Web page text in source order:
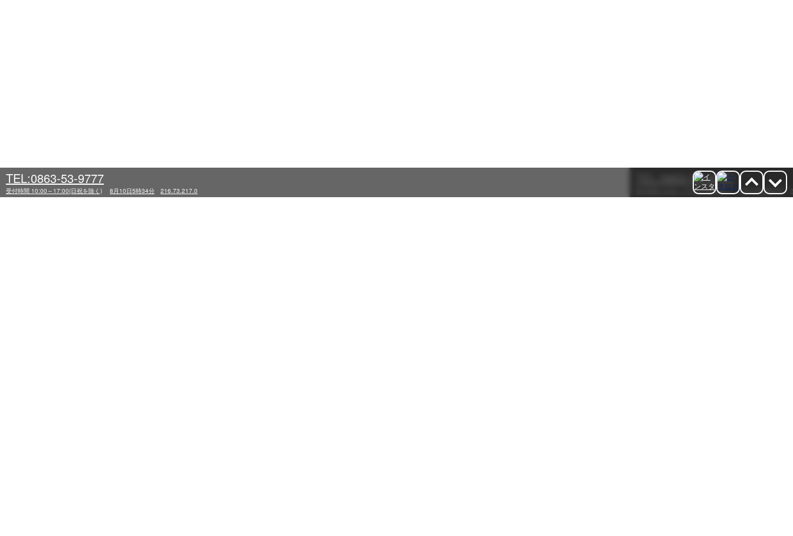
TEL:0863-53-9777
受付時間 10:00～17:00(日祝を除く) 8月10日5時34分
TEL:0863-53-9777
受付時間 10:00～17:00(日祝を除く) 8月10日5時34分 216.73.217.0